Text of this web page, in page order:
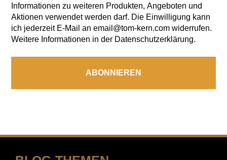
Informationen zu weiteren Produkten, Angeboten und
Aktionen verwendet werden darf. Die Einwilligung kann
ich jederzeit E-Mail an email@tom-kern.com widerrufen.
Weitere Informationen in der Datenschutzerklärung.